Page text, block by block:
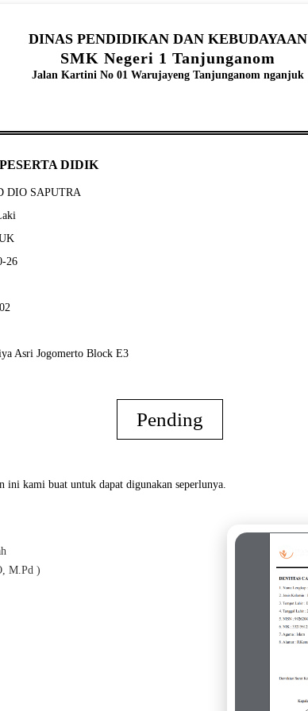
DINAS PENDIDIKAN DAN KEBUDAYAAN
SMK Negeri 1 Tanjunganom
Jalan Kartini No 01 Warujayeng Tanjunganom nganjuk
DIDIK
DIO SAPUTRA
26
Asri Jogomerto Block E3
Pending
ini kami buat untuk dapat digunakan seperlunya.
M.Pd )